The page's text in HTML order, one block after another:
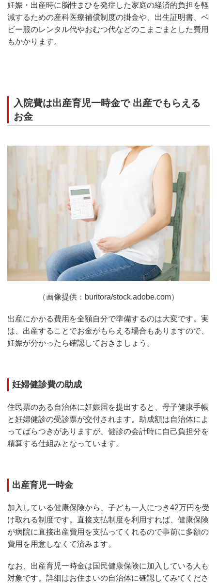
妊娠・出産時に脳性まひを発症した家庭の経済的負担を軽
減するための産科医療補償制度の掛金や、出生証明書、ベ
ビー服のレンタル代やおむつ代などのこまごまとした費用
もかかります。
入院費は出産育児一時金で 出産でもらえる
お金
（画像提供：buritora/stock.adobe.com）
出産にかかる費用を全額自分で準備するのは大変です。実
は、出産することでお金がもらえる場合もありますので、
妊娠が分かったら確認しておきましょう。
妊婦健診費の助成
住民票のある自治体に妊娠届を提出すると、母子健康手帳
と妊婦健診の受診票が交付されます。助成額は自治体によ
ってばらつきがありますが、健診の会計時に自己負担分を
精算する仕組みとなっています。
出産育児一時金
加入している健康保険から、子ども一人につき42万円を受
け取れる制度です。直接支払制度を利用すれば、健康保険
が病院に直接出産費用を支払ってくれるので事前に多額の
費用を用意しなくて済みます。
なお、出産育児一時金は国民健康保険に加入している人も
対象です。詳細はお住まいの自治体に確認してみてくださ